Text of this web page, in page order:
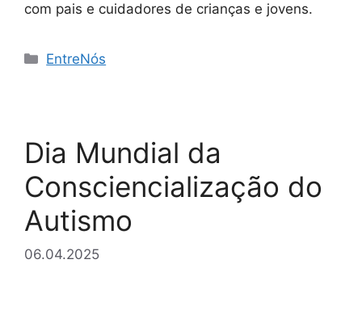
com pais e cuidadores de crianças e jovens.
Categorias
EntreNós
Dia Mundial da
Consciencialização do
Autismo
06.04.2025